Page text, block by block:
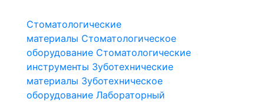
Стоматологические
материалы Стоматологическое
оборудование Стоматологические
инструменты Зуботехнические
материалы Зуботехническое
оборудование Лабораторный